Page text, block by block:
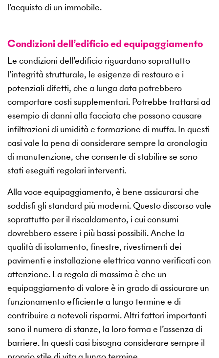
l’acquisto di un immobile.
Condizioni dell’edificio ed equipaggiamento
Le condizioni dell’edificio riguardano soprattutto
l’integrità strutturale, le esigenze di restauro e i
potenziali difetti, che a lunga data potrebbero
comportare costi supplementari. Potrebbe trattarsi ad
esempio di danni alla facciata che possono causare
infiltrazioni di umidità e formazione di muffa. In questi
casi vale la pena di considerare sempre la cronologia
di manutenzione, che consente di stabilire se sono
stati eseguiti regolari interventi.
Alla voce equipaggiamento, è bene assicurarsi che
soddisfi gli standard più moderni. Questo discorso vale
soprattutto per il riscaldamento, i cui consumi
dovrebbero essere i più bassi possibili. Anche la
qualità di isolamento, finestre, rivestimenti dei
pavimenti e installazione elettrica vanno verificati con
attenzione. La regola di massima è che un
equipaggiamento di valore è in grado di assicurare un
funzionamento efficiente a lungo termine e di
contribuire a notevoli risparmi. Altri fattori importanti
sono il numero di stanze, la loro forma e l’assenza di
barriere. In questi casi bisogna considerare sempre il